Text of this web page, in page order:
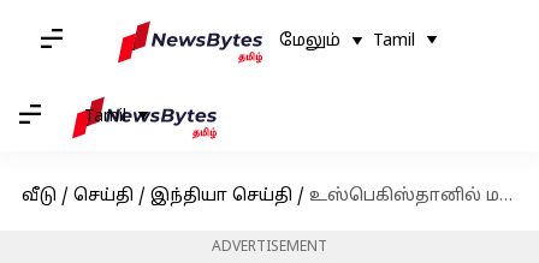
மேலும் Tamil
Tamil
வீடு / செய்தி / இந்தியா செய்தி / உஸ்பெகிஸ்தானில் மத்திய இணையமைச்சர் எல்.முருகனுக்கு சிவப்பு கம்பள வரவேற்பு
ADVERTISEMENT